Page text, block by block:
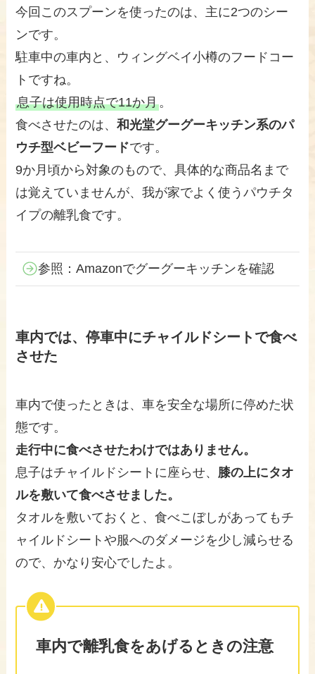
今回このスプーンを使ったのは、主に2つのシー
ンです。
駐車中の車内と、ウィングベイ小樽のフードコー
トですね。
息子は使用時点で11か月。
食べさせたのは、和光堂グーグーキッチン系のパ
ウチ型ベビーフードです。
9か月頃から対象のもので、具体的な商品名まで
は覚えていませんが、我が家でよく使うパウチタ
イプの離乳食です。
参照：Amazonでグーグーキッチンを確認
車内では、停車中にチャイルドシートで食べ
させた
車内で使ったときは、車を安全な場所に停めた状
態です。
走行中に食べさせたわけではありません。
息子はチャイルドシートに座らせ、 膝の上にタオ
ルを敷いて食べさせました。
タオルを敷いておくと、食べこぼしがあってもチ
ャイルドシートや服へのダメージを少し減らせる
ので、かなり安心でしたよ。
車内で離乳食をあげるときの注意